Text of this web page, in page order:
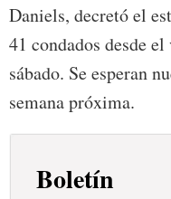
Daniels, decretó el
41 condados desde
sábado. Se esperan
semana próxima.
Boletín